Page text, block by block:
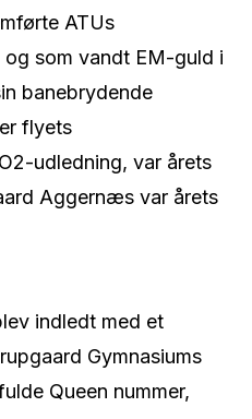
ATUs
som vandt EM-guld i
banebrydende
flyets
udledning, var årets
Aggernæs var årets
indledt med et
Gymnasiums
Queen nummer,